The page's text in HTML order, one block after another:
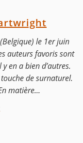
le 1er juin
auteurs favoris sont
en a bien d’autres.
de surnaturel.
matière...